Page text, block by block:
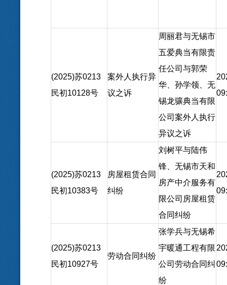
(2025)苏0213
民初10128号
案外人执行异
议之诉
周丽君与无锡市
五爱典当有限责
任公司与郭荣
华、孙学领、无
锡龙骧典当有限
公司案外人执行
异议之诉
(2025)苏0213
民初10383号
房屋租赁合同
纠纷
刘树平与陆伟
锋、无锡市天和
房产中介服务有
限公司房屋租赁
合同纠纷
(2025)苏0213
民初10927号
劳动合同纠纷
张学兵与无锡希
宇暖通工程有限
公司劳动合同纠
纷